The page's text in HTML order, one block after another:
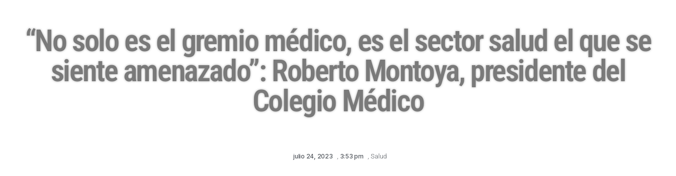
“No solo es el gremio médico, es el sector salud el que se
siente amenazado”: Roberto Montoya, presidente del
Colegio Médico
julio 24, 2023 , 3:53 pm , Salud